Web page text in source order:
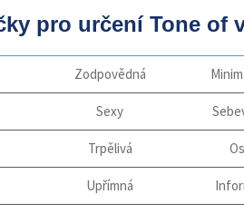
pro určení Tone of
Zodpovědná
Sexy
Trpělivá
Upřímná